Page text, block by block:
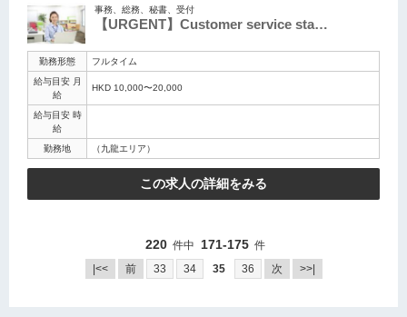
事務、総務、秘書、受付
【URGENT】Customer service sta…
勤務形態
フルタイム
給与目安 月
給
HKD 10,000〜20,000
給与目安 時
給
勤務地
（九龍エリア）
この求人の詳細をみる
220 件中 171-175 件
|<<
前 33 34 35 36 次 >>|